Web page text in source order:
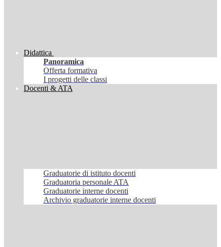
Didattica
Panoramica
Offerta formativa
I progetti delle classi
Docenti & ATA
Graduatorie di istituto docenti
Graduatoria personale ATA
Graduatorie interne docenti
Archivio graduatorie interne docenti